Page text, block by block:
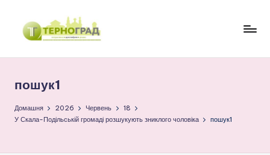
Перейти
р
н
г
пошук1
Домашня 2026 Червень
18
У Скала-Подільській громаді розшукують зниклого чоловіка
пошук1